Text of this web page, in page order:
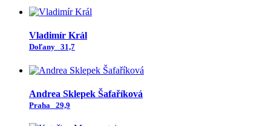
Vladimír Král
Doľany 31,7
Andrea Sklepek Šafaříková
Praha 29,9